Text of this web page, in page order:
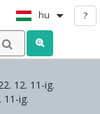
hu ?
12. 11-ig.
11-ig.